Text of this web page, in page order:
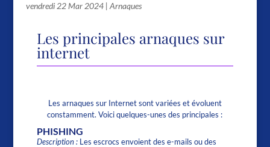
vendredi 22 Mar 2024| Arnaques
Les principales arnaques sur
internet
Les arnaques sur Internet sont variées et évoluent
constamment. Voici quelques-unes des principales :
PHISHING
Description :Les escrocs envoient des e-mails ou des